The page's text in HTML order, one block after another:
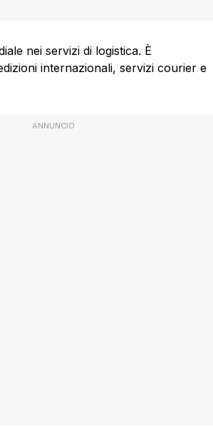
nei servizi di logistica. È
internazionali, servizi courier e
ANNUNCIO